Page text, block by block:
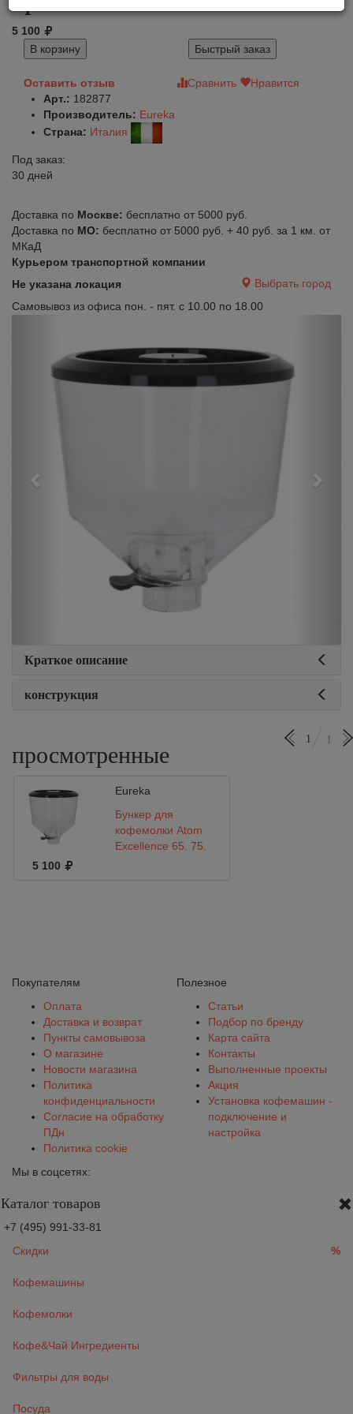
5 100
В корзину
Быстрый заказ
Оставить отзыв Сравнить
Нравится
Арт.: 182877
Производитель: Eureka
Страна: Италия
Под заказ:
30 дней
Доставка по Москве: бесплатно от 5000 руб.
Доставка по МО: бесплатно от 5000 руб. + 40 руб. за 1 км. от
МКаД
Курьером транспортной компании
Не указана локация
Выбрать город
Самовывоз из офиса пон. - пят. с 10.00 по 18.00
Краткое описание
конструкция
просмотренные
1 1
Eureka
Бункер для
кофемолки Atom
Excellence 65, 75,
5 100
Покупателям
Оплата
Доставка и возврат
Пункты самовывоза
О магазине
Новости магазина
Политика
конфиденциальности
Согласие на обработку
ПДн
Политика cookie
Полезное
Статьи
Подбор по бренду
Карта сайта
Контакты
Выполненные проекты
Акция
Установка кофемашин -
подключение и
настройка
Мы в соцсетях:
Каталог товаров
+7 (495) 991-33-81
Скидки
%
Кофемашины
Кофемолки
Кофе&Чай Ингредиенты
Фильтры для воды
Посуда